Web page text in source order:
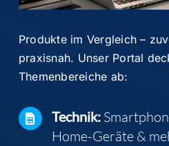
Produkte im Vergleich –
praxisnah. Unser Portal
Themenbereiche ab:
Technik:
Home-Geräte &